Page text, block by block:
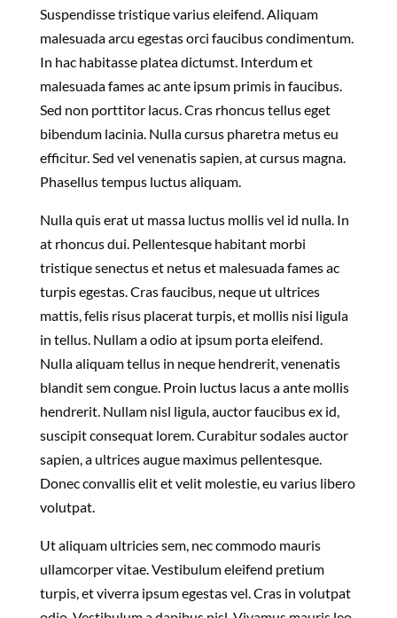
Suspendisse tristique varius eleifend. Aliquam
malesuada arcu egestas orci faucibus condimentum.
In hac habitasse platea dictumst. Interdum et
malesuada fames ac ante ipsum primis in faucibus.
Sed non porttitor lacus. Cras rhoncus tellus eget
bibendum lacinia. Nulla cursus pharetra metus eu
efficitur. Sed vel venenatis sapien, at cursus magna.
Phasellus tempus luctus aliquam.
Nulla quis erat ut massa luctus mollis vel id nulla. In
at rhoncus dui. Pellentesque habitant morbi
tristique senectus et netus et malesuada fames ac
turpis egestas. Cras faucibus, neque ut ultrices
mattis, felis risus placerat turpis, et mollis nisi ligula
in tellus. Nullam a odio at ipsum porta eleifend.
Nulla aliquam tellus in neque hendrerit, venenatis
blandit sem congue. Proin luctus lacus a ante mollis
hendrerit. Nullam nisl ligula, auctor faucibus ex id,
suscipit consequat lorem. Curabitur sodales auctor
sapien, a ultrices augue maximus pellentesque.
Donec convallis elit et velit molestie, eu varius libero
volutpat.
Ut aliquam ultricies sem, nec commodo mauris
ullamcorper vitae. Vestibulum eleifend pretium
turpis, et viverra ipsum egestas vel. Cras in volutpat